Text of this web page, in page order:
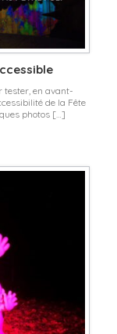
tester, en avant-
de la Fête
photos […]